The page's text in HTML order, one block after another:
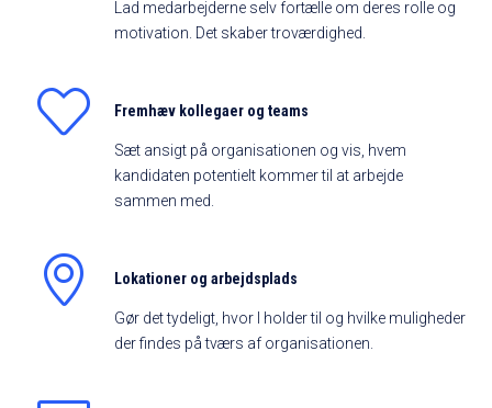
Lad medarbejderne selv fortælle om deres rolle og
motivation. Det skaber troværdighed.
Fremhæv kollegaer og teams
Sæt ansigt på organisationen og vis, hvem
kandidaten potentielt kommer til at arbejde
sammen med.
Lokationer og arbejdsplads
Gør det tydeligt, hvor I holder til og hvilke muligheder
der findes på tværs af organisationen.